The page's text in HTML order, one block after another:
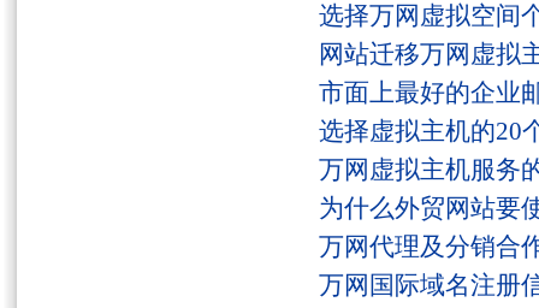
选择万网虚拟空间
网站迁移万网虚拟
市面上最好的企业
选择虚拟主机的20
万网虚拟主机服务
为什么外贸网站要
万网代理及分销合
万网国际域名注册